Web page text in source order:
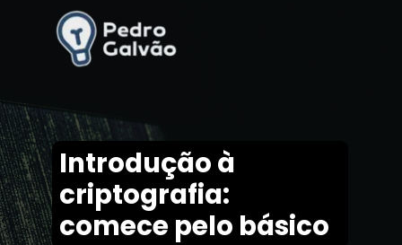
Introdução à
criptografia:
comece pelo básico